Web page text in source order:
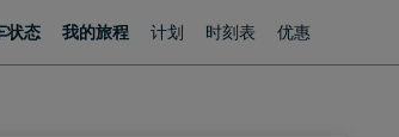
状态 我的旅程 计划 时刻表 优惠